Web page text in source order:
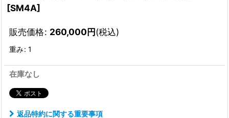
[SM4A]
販売価格: 260,000円(税込)
重み: 1
在庫なし
返品特約に関する重要事項